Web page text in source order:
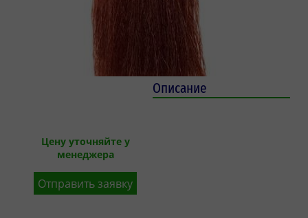
Цену уточняйте у
менеджера
Отправить заявку
Описание